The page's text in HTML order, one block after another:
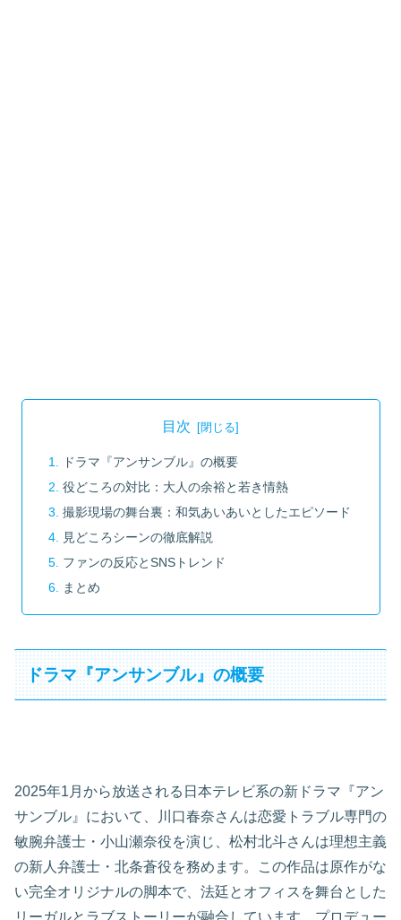
目次
ドラマ『アンサンブル』の概要
役どころの対比：大人の余裕と若き情熱
撮影現場の舞台裏：和気あいあいとしたエピソード
見どころシーンの徹底解説
ファンの反応とSNSトレンド
まとめ
ドラマ『アンサンブル』の概要
2025年1月から放送される日本テレビ系の新ドラマ『アン
サンブル』において、川口春奈さんは恋愛トラブル専門の
敏腕弁護士・小山瀬奈役を演じ、松村北斗さんは理想主義
の新人弁護士・北条蒼役を務めます。この作品は原作がな
い完全オリジナルの脚本で、法廷とオフィスを舞台とした
リーガルとラブストーリーが融合しています。プロデュー